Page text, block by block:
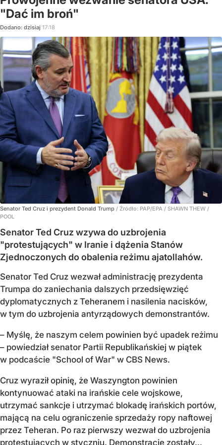
"Dać im broń"
Dodano: dzisiaj 17:18
Senator Ted Cruz i prezydent Donald Trump / Źródło: PAP/EPA / SHAWN THEW /
POOL
Senator Ted Cruz wzywa do uzbrojenia
"protestujących" w Iranie i dążenia Stanów
Zjednoczonych do obalenia reżimu ajatollahów.
Senator Ted Cruz wezwał administrację prezydenta
Trumpa do zaniechania dalszych przedsięwzięć
dyplomatycznych z Teheranem i nasilenia nacisków,
w tym do uzbrojenia antyrządowych demonstrantów.
– Myślę, że naszym celem powinien być upadek reżimu
– powiedział senator Partii Republikańskiej w piątek
w podcaście "School of War" w CBS News.
Cruz wyraził opinię, że Waszyngton powinien
kontynuować ataki na irańskie cele wojskowe,
utrzymać sankcje i utrzymać blokadę irańskich portów,
mającą na celu ograniczenie sprzedaży ropy naftowej
przez Teheran. Po raz pierwszy wezwał do uzbrojenia
protestujących w styczniu. Demonstracje zostały...